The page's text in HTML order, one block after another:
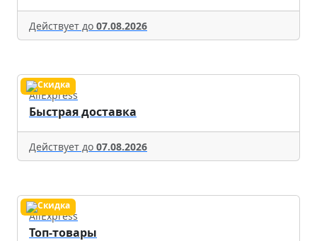
Действует до 07.08.2026
AliExpress
Быстрая доставка
Действует до 07.08.2026
AliExpress
Топ-товары